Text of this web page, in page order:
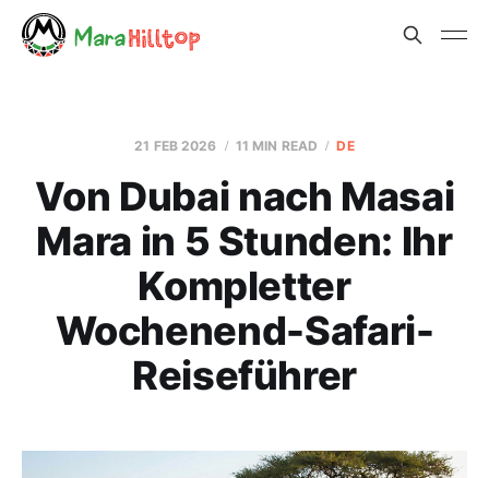
21 FEB 2026 11 MIN READ DE
Von Dubai nach Masai
Mara in 5 Stunden: Ihr
Kompletter
Wochenend-Safari-
Reiseführer